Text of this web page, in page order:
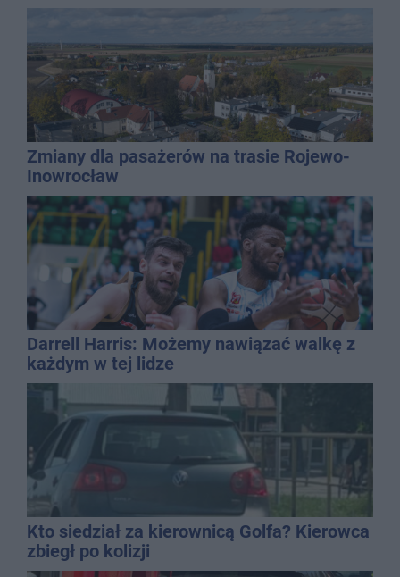
Zmiany dla pasażerów na trasie Rojewo-
Inowrocław
Darrell Harris: Możemy nawiązać walkę z
każdym w tej lidze
Kto siedział za kierownicą Golfa? Kierowca
zbiegł po kolizji